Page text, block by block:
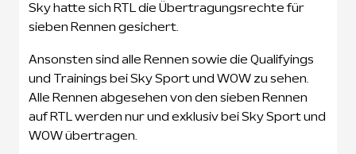
Sky hatte sich RTL die Übertragungsrechte für
sieben Rennen gesichert.
Ansonsten sind alle Rennen sowie die Qualifyings
und Trainings bei Sky Sport und WOW zu sehen.
Alle Rennen abgesehen von den sieben Rennen
auf RTL werden nur und exklusiv bei Sky Sport und
WOW übertragen.